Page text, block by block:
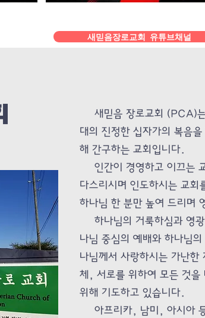
새믿음장로교회 유튜브채널
새믿음 장로교회 (PCA)는
대의 진정한 십자가의 복음
해 간구하는 교회입니다.
인간이 경영하고 이끄는
다스리시며 인도하시는 교
하나님 한 분만 높여 드리며
하나님의 거룩하심과 영광
나님 중심의 예배와 하나님
나님께서 사랑하시는 가난
체, 서로를 위하여 모든 것을
위해 기도하고 있습니다.
아프리카, 남미, 아시아 등